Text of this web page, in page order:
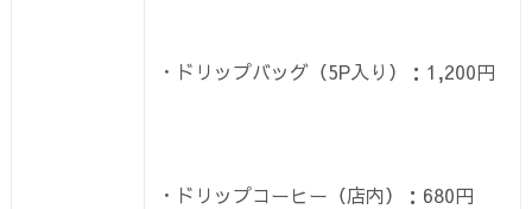
・ドリップバッグ（5P入り）：1,200円
・ドリップコーヒー（店内）：680円